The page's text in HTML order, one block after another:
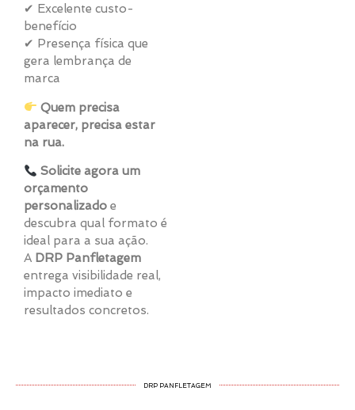
✔ Excelente custo-
benefício
✔ Presença física que
gera lembrança de
marca
Quem precisa
aparecer, precisa estar
na rua.
Solicite agora um
orçamento
personalizado e
descubra qual formato é
ideal para a sua ação.
A DRP Panfletagem
entrega visibilidade real,
impacto imediato e
resultados concretos.
DRP PANFLETAGEM